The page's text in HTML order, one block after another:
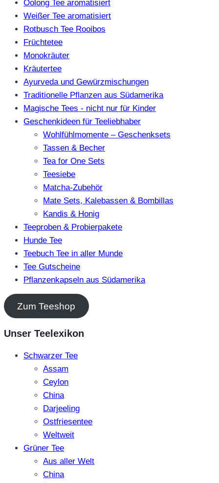
Oolong Tee aromatisiert
Weißer Tee aromatisiert
Rotbusch Tee Rooibos
Früchtetee
Monokräuter
Kräutertee
Ayurveda und Gewürzmischungen
Traditionelle Pflanzen aus Südamerika
Magische Tees - nicht nur für Kinder
Geschenkideen für Teeliebhaber
Wohlfühlmomente – Geschenksets
Tassen & Becher
Tea for One Sets
Teesiebe
Matcha-Zubehör
Mate Sets, Kalebassen & Bombillas
Kandis & Honig
Teeproben & Probierpakete
Hunde Tee
Teebuch Tee in aller Munde
Tee Gutscheine
Pflanzenkapseln aus Südamerika
Zum Teeshop
Unser Teelexikon
Schwarzer Tee
Assam
Ceylon
China
Darjeeling
Ostfriesentee
Weltweit
Grüner Tee
Aus aller Welt
China